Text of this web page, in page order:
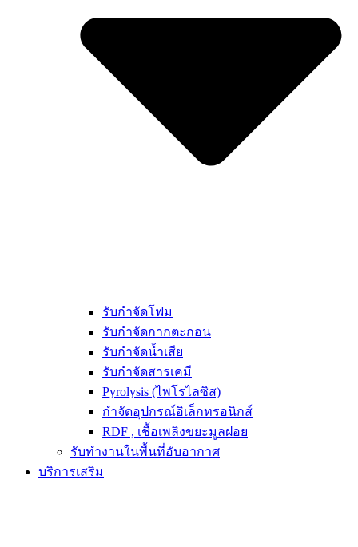
รับกำจัดโฟม
รับกำจัดกากตะกอน
รับกำจัดน้ำเสีย
รับกำจัดสารเคมี
Pyrolysis (ไพโรไลซิส)
กำจัดอุปกรณ์อิเล็กทรอนิกส์
RDF , เชื้อเพลิงขยะมูลฝอย
รับทำงานในพื้นที่อับอากาศ
บริการเสริม